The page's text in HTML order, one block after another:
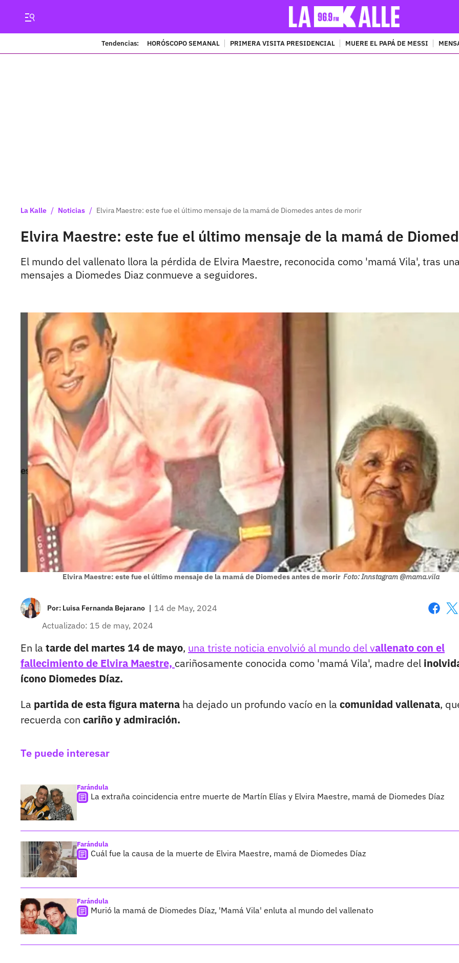
Tendencias: HORÓSCOPO SEMANAL PRIMERA VISITA PRESIDENCIAL MUERE EL PAPÁ DE MESSI
La Kalle / Noticias / Elvira Maestre: este fue el último mensaje de la mamá de Diomedes antes de morir
Elvira Maestre: este fue el último mensaje de la mamá de
El mundo del vallenato llora la pérdida de Elvira Maestre, reconocida como 'mamá Vila', tras
mensajes a Diomedes Diaz conmueve a seguidores.
Elvira Maestre: este fue el último mensaje de la mamá de Diomedes antes de morir Foto: Innstagram @mama.vila
Por: Luisa Fernanda Bejarano | 14 de May, 2024
Actualizado: 15 de may, 2024
En la tarde del martes 14 de mayo, una triste noticia envolvió al mundo del vallenato con el
fallecimiento de Elvira Maestre, cariñosamente conocida como 'mamá Vila', madre del
ícono Diomedes Díaz.
La partida de esta figura materna ha dejado un profundo vacío en la comunidad vallenata,
recuerda con cariño y admiración.
Te puede interesar
Farándula
La extraña coincidencia entre muerte de Martín Elías y Elvira Maestre, mamá de Diomedes Díaz
Farándula
Cuál fue la causa de la muerte de Elvira Maestre, mamá de Diomedes Díaz
Farándula
Murió la mamá de Diomedes Díaz, 'Mamá Vila' enluta al mundo del vallenato